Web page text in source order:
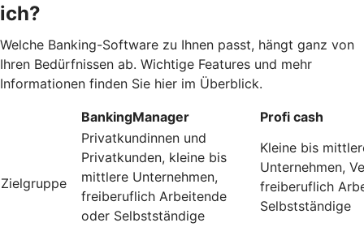
ich?
Welche Banking-Software zu Ihnen passt, hängt ganz von
Ihren Bedürfnissen ab. Wichtige Features und mehr
Informationen finden Sie hier im Überblick.
BankingManager Profi cash
Zielgruppe
Privatkundinnen und
Privatkunden, kleine bis
mittlere Unternehmen,
freiberuflich Arbeitende
oder Selbstständige
Kleine bis
Unternehmen,
freiberuflich
Selbstständige